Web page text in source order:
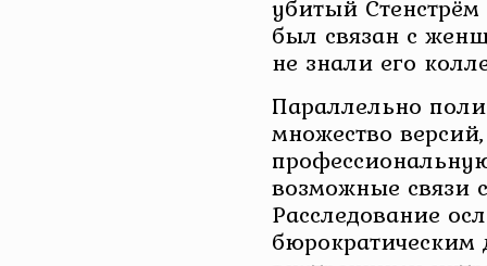
убитый
был связан с
не знали его
Параллельно
множество
возможные связи
Расследование